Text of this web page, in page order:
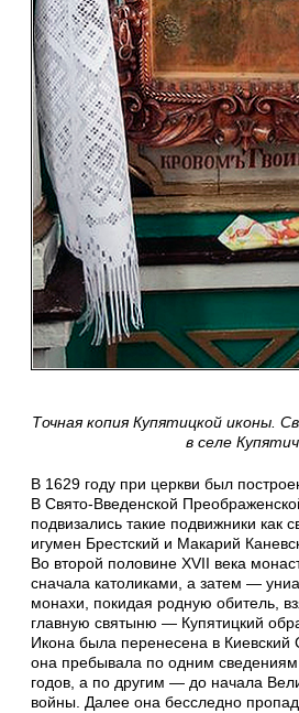
Точная копия Купятицкой иконы.
в селе
В 1629 году при церкви был
В Свято-Введенской
подвизались такие подвижники как
игумен Брестский и Макарий
Во второй половине XVII века
сначала католиками, а затем —
монахи, покидая родную обитель,
главную святыню — Купятицкий
Икона была перенесена в
она пребывала по одним
годов, а по другим — до начала
войны. Далее она бесследно